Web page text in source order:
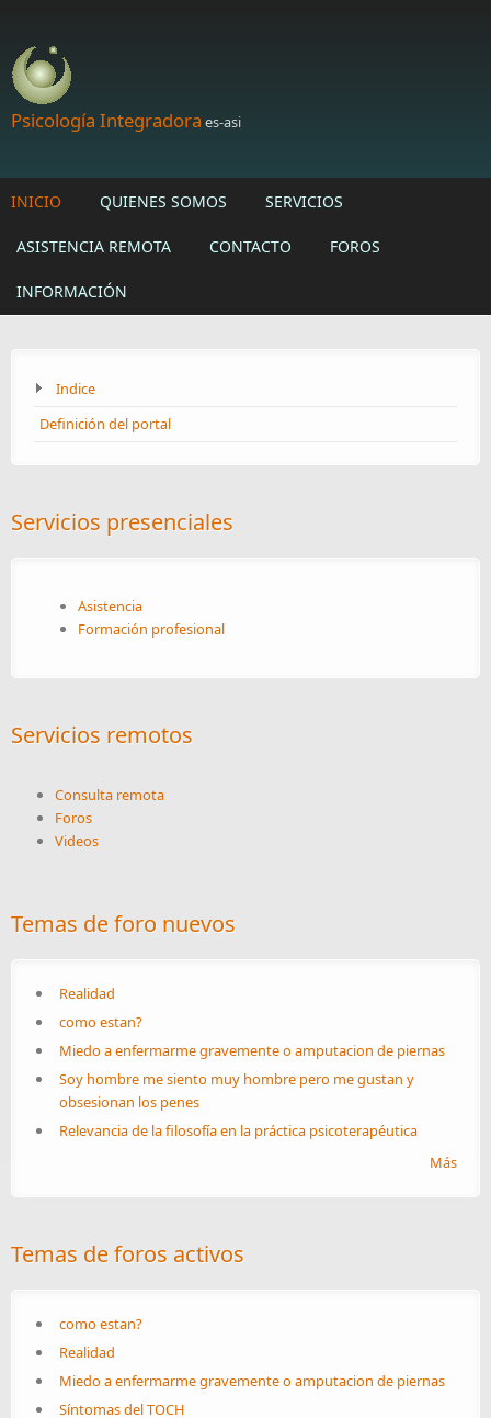
Psicología Integradora es-asi
INICIO QUIENES SOMOS SERVICIOS
ASISTENCIA REMOTA CONTACTO FOROS
INFORMACIÓN
Indice
Definición del portal
Servicios presenciales
Asistencia
Formación profesional
Servicios remotos
Consulta remota
Foros
Videos
Temas de foro nuevos
Realidad
como estan?
Miedo a enfermarme gravemente o amputacion de piernas
Soy hombre me siento muy hombre pero me gustan y
obsesionan los penes
Relevancia de la filosofía en la práctica psicoterapéutica
Más
Temas de foros activos
como estan?
Realidad
Miedo a enfermarme gravemente o amputacion de piernas
Síntomas del TOCH